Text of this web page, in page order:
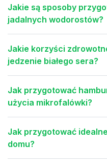
Jakie są sposoby
jadalnych wodorostów?
Jakie korzyści
jedzenie białego sera?
Jak przygotować
użycia mikrofalówki?
Jak przygotować
domu?